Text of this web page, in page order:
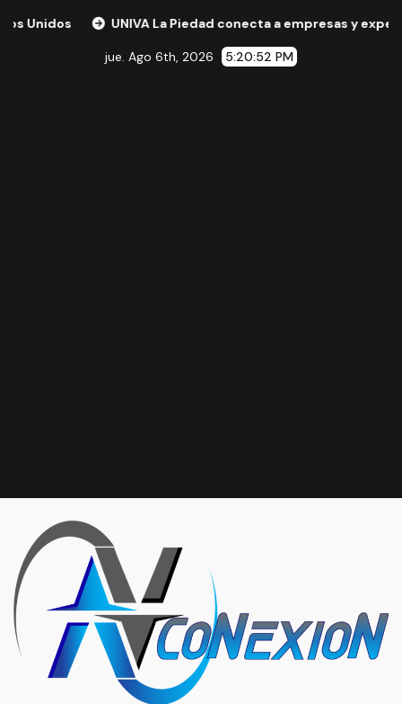
UNIVA La Piedad conecta a empresas y expertos
jue. Ago 6th, 2026 5:20:53 PM